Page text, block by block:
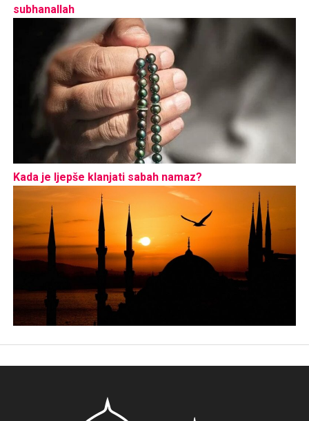
subhanallah
Kada je ljepše klanjati sabah namaz?